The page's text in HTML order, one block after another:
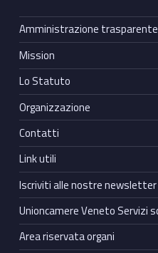
Amministrazione trasparente
Mission
Lo Statuto
Organizzazione
Contatti
Link utili
Iscriviti alle nostre newsletter
Unioncamere Veneto Servizi
Area riservata organi